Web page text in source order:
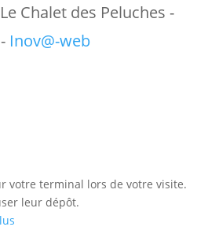
Chalet des Peluches -
Inov@-web
votre terminal lors de votre visite.
leur dépôt.